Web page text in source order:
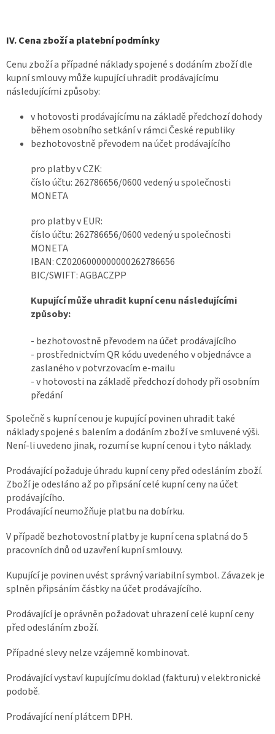
IV. Cena zboží a platební podmínky
Cenu zboží a případné náklady spojené s dodáním zboží dle
kupní smlouvy může kupující uhradit prodávajícímu
následujícími způsoby:
v hotovosti prodávajícímu na základě předchozí dohody
během osobního setkání v rámci České republiky
bezhotovostně převodem na účet prodávajícího
pro platby v CZK:
číslo účtu: 262786656/0600 vedený u společnosti
MONETA
pro platby v EUR:
číslo účtu: 262786656/0600 vedený u společnosti
MONETA
IBAN: CZ0206000000000262786656
BIC/SWIFT: AGBACZPP
Kupující může uhradit kupní cenu následujícími
způsoby:
- bezhotovostně převodem na účet prodávajícího
- prostřednictvím QR kódu uvedeného v objednávce a
zaslaného v potvrzovacím e-mailu
- v hotovosti na základě předchozí dohody při osobním
předání
Společně s kupní cenou je kupující povinen uhradit také
náklady spojené s balením a dodáním zboží ve smluvené výši.
Není-li uvedeno jinak, rozumí se kupní cenou i tyto náklady.
Prodávající požaduje úhradu kupní ceny před odesláním zboží.
Zboží je odesláno až po připsání celé kupní ceny na účet
prodávajícího.
Prodávající neumožňuje platbu na dobírku.
V případě bezhotovostní platby je kupní cena splatná do 5
pracovních dnů od uzavření kupní smlouvy.
Kupující je povinen uvést správný variabilní symbol. Závazek je
splněn připsáním částky na účet prodávajícího.
Prodávající je oprávněn požadovat uhrazení celé kupní ceny
před odesláním zboží.
Případné slevy nelze vzájemně kombinovat.
Prodávající vystaví kupujícímu doklad (fakturu) v elektronické
podobě.
Prodávající není plátcem DPH.